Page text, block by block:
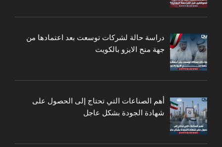
دراسة حالة لشركات توسعت بعد اعتمادها من
جهة منح الايزو بالكويت
أهم الصناعات التي تحتاج إلى الحصول على
شهادة الجودة بشكل عاجل